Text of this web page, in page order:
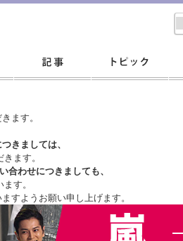
ます。
きましては、
ます。
合わせにつきましても、
す。
すようお願い申し上げます。